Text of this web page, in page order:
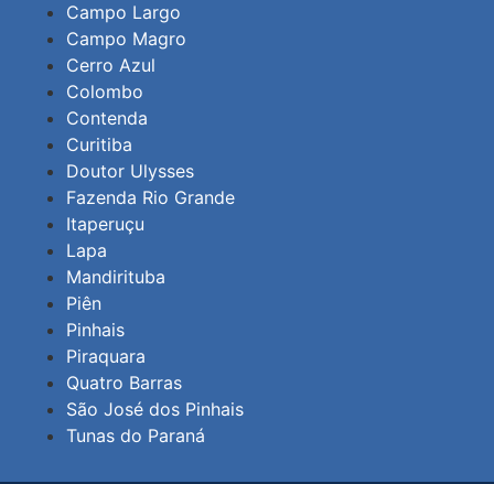
Campo Largo
Campo Magro
Cerro Azul
Colombo
Contenda
Curitiba
Doutor Ulysses
Fazenda Rio Grande
Itaperuçu
Lapa
Mandirituba
Piên
Pinhais
Piraquara
Quatro Barras
São José dos Pinhais
Tunas do Paraná